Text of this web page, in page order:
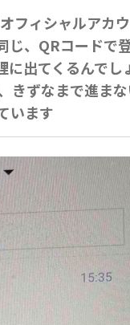
フィシャルアカ
じ、QRコードで
に出てくるんでし
きずなまで進ま
います